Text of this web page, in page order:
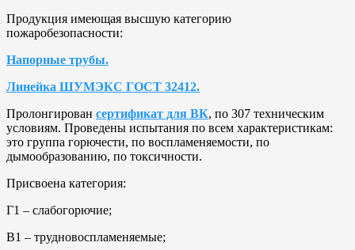
Продукция имеющая высшую категорию
пожаробезопасности:
Напорные трубы.
Линейка ШУМЭКС ГОСТ 32412.
Пролонгирован сертификат для ВК, по 307 техническим
условиям. Проведены испытания по всем характеристикам:
это группа горючести, по воспламеняемости, по
дымообразованию, по токсичности.
Присвоена категория:
Г1 – слабогорючие;
В1 – трудновоспламеняемые;